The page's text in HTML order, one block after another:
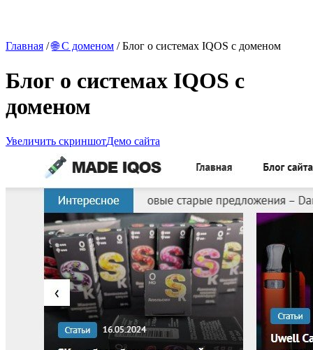
Главная /🌐 С доменом / Блог о системах IQOS с доменом
Блог о системах IQOS с
доменом
Увеличить скриншотДемо сайта